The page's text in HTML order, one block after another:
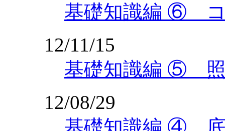
基礎知識編 ⑥
12/11/15
基礎知識編 ⑤
12/08/29
基礎知識編 ④ 底